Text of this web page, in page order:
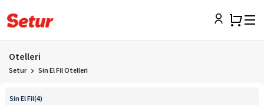
Otelleri
Setur Sin El Fil Otelleri
Sin El Fil(4)